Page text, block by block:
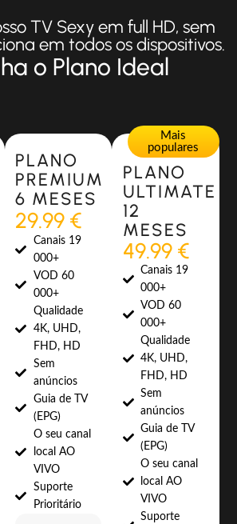
TV Sexy em full HD, sem
em todos os dispositivos.
o Plano Ideal
Most Popular
PLANO
PREMIUM
6 MESES
29.99 €
Canais 19
000+
VOD 60
000+
Qualidade
4K, UHD,
FHD, HD
Sem
anúncios
Guia de TV
(EPG)
O seu canal
local AO
VIVO
Suporte
Prioritário
Mais
populares
PLANO
ULTIMATE
12
MESES
49.99 €
Canais 19
000+
VOD 60
000+
Qualidade
4K, UHD,
FHD, HD
Sem
anúncios
Guia de TV
(EPG)
O seu canal
local AO
VIVO
Suporte